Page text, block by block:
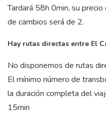
Tardará 58h 0min, su
de cambios será de 2.
Hay rutas directas entre El
No disponemos de rutas
El mínimo número de
la duración completa del
15min